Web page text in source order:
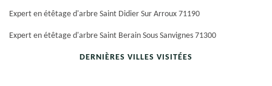
Expert en étêtage d'arbre Saint Didier Sur Arroux 71190
Expert en étêtage d'arbre Saint Berain Sous Sanvignes 71300
DERNIÈRES VILLES VISITÉES